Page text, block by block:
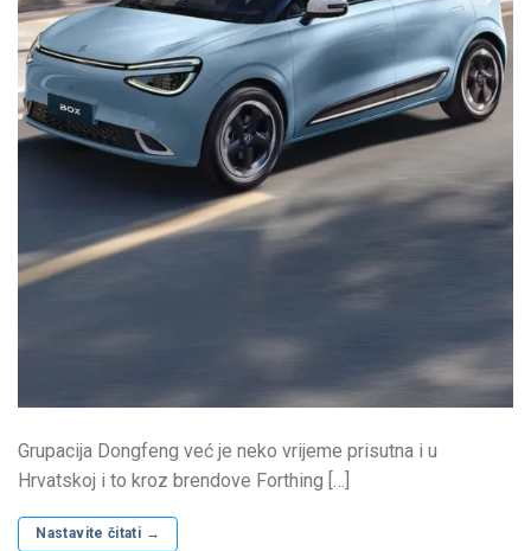
Grupacija Dongfeng već je neko vrijeme prisutna i u
Hrvatskoj i to kroz brendove Forthing […]
Nastavite čitati →